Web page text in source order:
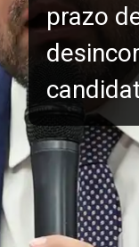
prazo